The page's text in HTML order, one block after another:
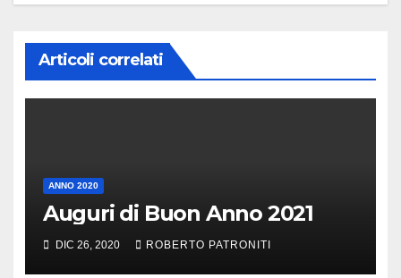
Articoli correlati
ANNO 2020
Auguri di Buon Anno 2021
DIC 26, 2020 ROBERTO PATRONITI